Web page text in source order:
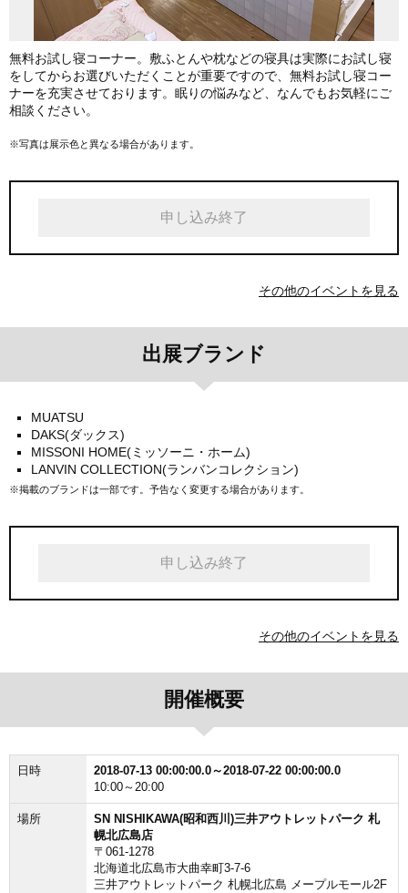
無料お試し寝コーナー。敷ふとんや枕などの寝具は実際にお試し寝
をしてからお選びいただくことが重要ですので、無料お試し寝コー
ナーを充実させております。眠りの悩みなど、なんでもお気軽にご
相談ください。
※写真は展示色と異なる場合があります。
申し込み終了
その他のイベントを見る
出展ブランド
MUATSU
DAKS(ダックス)
MISSONI HOME(ミッソーニ・ホーム)
LANVIN COLLECTION(ランバンコレクション)
※掲載のブランドは一部です。予告なく変更する場合があります。
申し込み終了
その他のイベントを見る
開催概要
日時
2018-07-13 00:00:00.0～2018-07-22 00:00:00.0
10:00～20:00
場所
SN NISHIKAWA(昭和西川)三井アウトレットパーク 札
幌北広島店
〒061-1278
北海道北広島市大曲幸町3-7-6
三井アウトレットパーク 札幌北広島 メープルモール2F